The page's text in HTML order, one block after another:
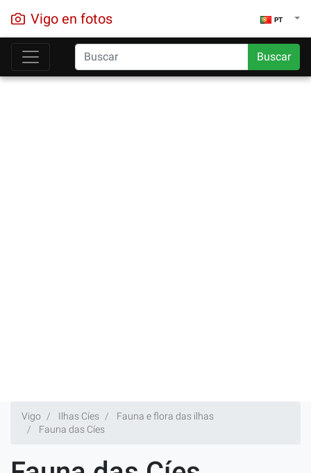
Vigo en fotos PT
Buscar
Vigo Ilhas Cíes
Fauna e flora das ilhas
Fauna das Cíes